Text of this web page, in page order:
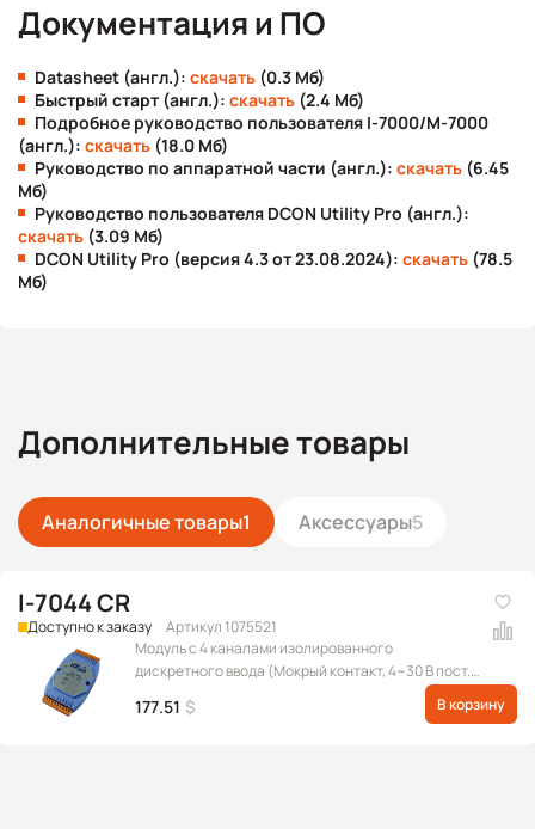
Документация и ПО
Datasheet (англ.): скачать (0.3 Мб)
Быстрый старт (англ.): скачать (2.4 Мб)
Подробное руководство пользователя I-7000/M-7000
(англ.): скачать (18.0 Мб)
Руководство по аппаратной части (англ.): скачать (6.45
Мб)
Руководство пользователя DCON Utility Pro (англ.):
скачать (3.09 Мб)
DCON Utility Pro (версия 4.3 от 23.08.2024): скачать (78.5
Мб)
Дополнительные товары
Аналогичные товары1 Аксессуары5
I-7044 CR
Доступно к заказу
Артикул 1075521
Модуль с 4 каналами изолированного
дискретного ввода (Мокрый контакт, 4~30 В пост.)
и 8 каналами дискретного вывода (Sink, 3.5~30 В
пост.), протокол DCON
177.51 $ В корзину